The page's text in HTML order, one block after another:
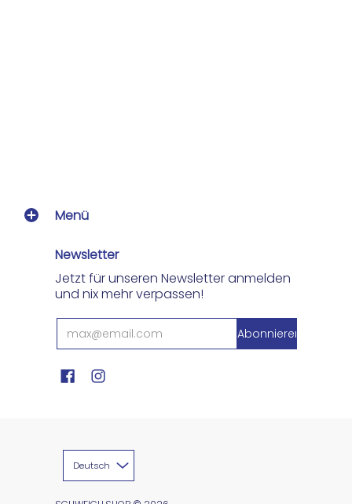
Menü
Newsletter
Jetzt für unseren Newsletter anmelden
und nix mehr verpassen!
Deutsch